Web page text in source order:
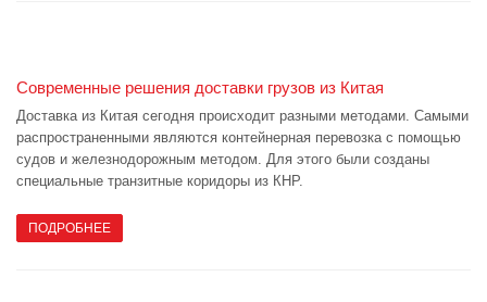
Современные решения доставки грузов из Китая
Доставка из Китая сегодня происходит разными методами. Самыми
распространенными являются контейнерная перевозка с помощью
судов и железнодорожным методом. Для этого были созданы
специальные транзитные коридоры из КНР.
ПОДРОБНЕЕ